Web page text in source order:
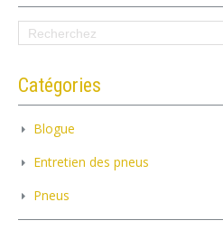
Catégories
Blogue
Entretien des pneus
Pneus